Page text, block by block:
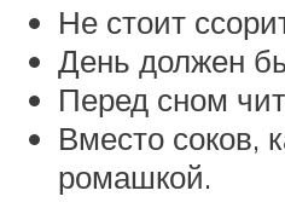
Не стоит
День должен
Перед сном
Вместо соков,
ромашкой.